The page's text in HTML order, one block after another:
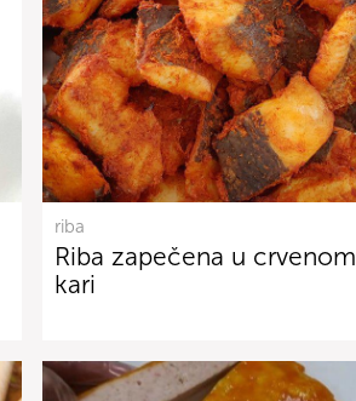
riba
Riba zapečena u crvenom
kari